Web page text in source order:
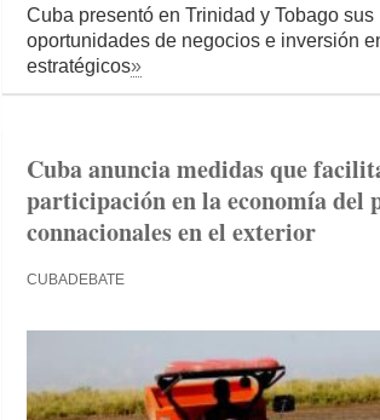
Cuba presentó en Trinidad y Tobago
oportunidades de negocios e inversión
estratégicos»
Cuba anuncia medidas que
participación en la economía del
connacionales en el exterior
CUBADEBATE